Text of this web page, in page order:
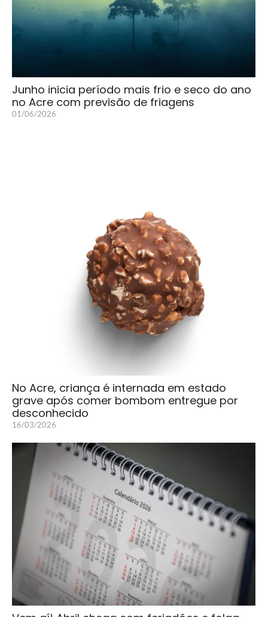
Junho inicia período mais frio e seco do ano
no Acre com previsão de friagens
01/06/2026
No Acre, criança é internada em estado
grave após comer bombom entregue por
desconhecido
16/03/2026